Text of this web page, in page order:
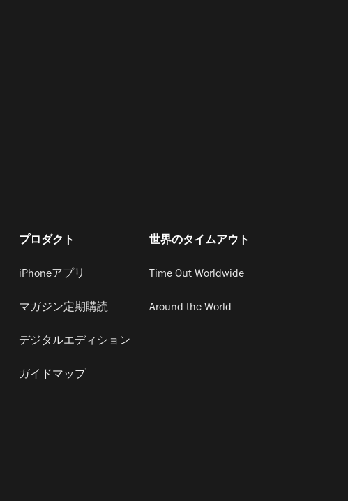
プロダクト
iPhoneアプリ
マガジン定期購読
デジタルエディション
ガイドマップ
世界のタイムアウト
Time Out Worldwide
Around the World